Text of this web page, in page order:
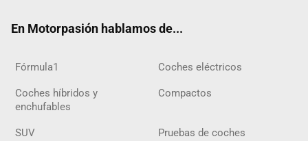
En Motorpasión hablamos de...
Fórmula1 Coches eléctricos
Coches híbridos y
enchufables
Compactos
SUV Pruebas de coches